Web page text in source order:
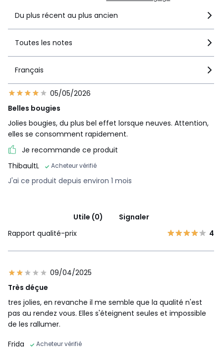
Du plus récent au plus ancien
Toutes les notes
Français
05/05/2026
Belles bougies
Jolies bougies, du plus bel effet lorsque neuves. Attention,
elles se consomment rapidement.
Je recommande ce produit
ThibaultL
Acheteur vérifié
J'ai ce produit depuis environ 1 mois
Utile (0)
Signaler
Rapport qualité-prix
4
09/04/2025
Très déçue
tres jolies, en revanche il me semble que la qualité n'est
pas au rendez vous. Elles s'éteignent seules et impossible
de les rallumer.
Frida
Acheteur vérifié